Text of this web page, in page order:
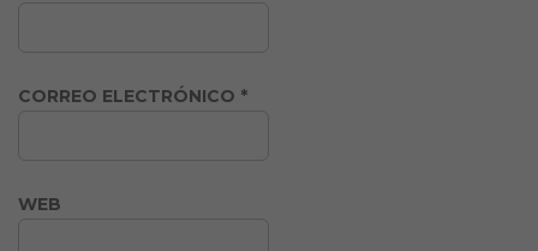
CORREO ELECTRÓNICO *
WEB